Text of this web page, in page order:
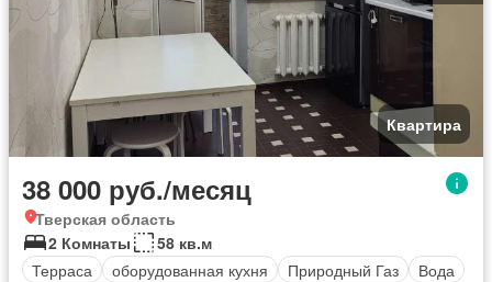
Квартира
38 000 руб./месяц
Тверская область
2 Комнаты
58 кв.м
Терраса
оборудованная кухня Природный Газ
Вода